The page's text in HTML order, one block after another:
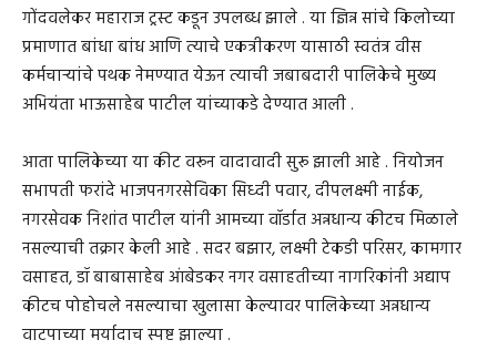
गोंदवलेकर महाराज ट्रस्ट कडून उपलब्ध झाले . या ज्ञिन्न सांचे किलोच्या
प्रमाणात बांधा बांध आणि त्याचे एकत्रीकरण यासाठी स्वतंत्र वीस
कर्मचाऱ्यांचे पथक नेमण्यात येऊन त्याची जबाबदारी पालिकेचे मुख्य
अभियंता भाऊसाहेब पाटील यांच्याकडे देण्यात आली .
आता पालिकेच्या या कीट वरून वादावादी सुरू झाली आहे . नियोजन
सभापती फरांदे भाजपनगरसेविका सिध्दी पवार, दीपलक्ष्मी नाईक,
नगरसेवक निशांत पाटील यांनी आमच्या वॉर्डात अन्नधान्य कीटच मिळाले
नसल्याची तक्रार केली आहे . सदर बझार, लक्ष्मी टेकडी परिसर, कामगार
वसाहत, डॉ बाबासाहेब आंबेडकर नगर वसाहतीच्या नागरिकांनी अद्याप
कीटच पोहोचले नसल्याचा खुलासा केल्यावर पालिकेच्या अन्नधान्य
वाटपाच्या मर्यादाच स्पष्ट झाल्या .